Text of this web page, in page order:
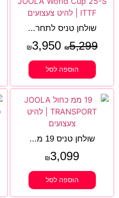
שולחן טניס לתחר...
₪5,299
₪3,950
הוספה לסל
שולחן טניס 19 מ...
₪3,099
הוספה לסל